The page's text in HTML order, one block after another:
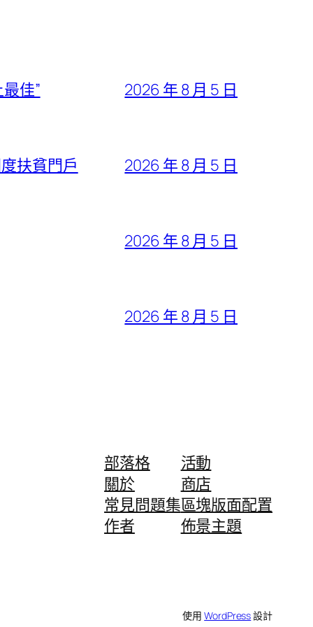
佳” 2026 年 8 月 5 日
扶貧門戶 2026 年 8 月 5 日
2026 年 8 月 5 日
2026 年 8 月 5 日
部落格
關於
常見問題集
作者
活動
商店
區塊版面配置
佈景主題
使用WordPress設計